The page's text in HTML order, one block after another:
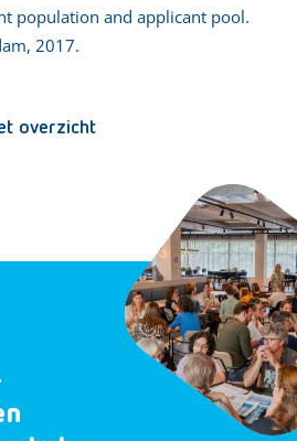
population and applicant pool.
2017.
overzicht